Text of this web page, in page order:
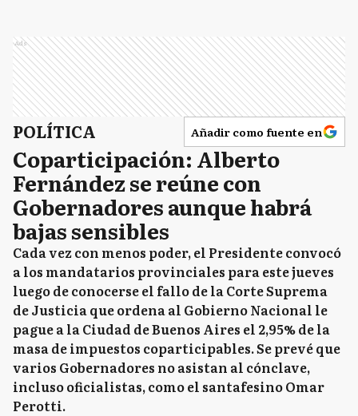
Ads
POLÍTICA Añadir como fuente en
Coparticipación: Alberto
Fernández se reúne con
Gobernadores aunque habrá
bajas sensibles
Cada vez con menos poder, el Presidente convocó
a los mandatarios provinciales para este jueves
luego de conocerse el fallo de la Corte Suprema
de Justicia que ordena al Gobierno Nacional le
pague a la Ciudad de Buenos Aires el 2,95% de la
masa de impuestos coparticipables. Se prevé que
varios Gobernadores no asistan al cónclave,
incluso oficialistas, como el santafesino Omar
Perotti.